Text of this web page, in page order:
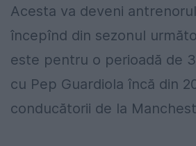
Acesta va deveni
începînd din sezonul
este pentru o perioadă de
cu Pep Guardiola încă din
conducătorii de la